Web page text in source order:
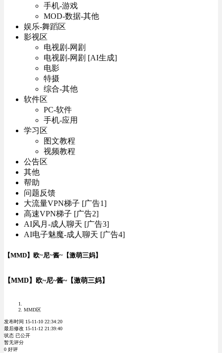
手机-游戏
MOD-数据-其他
娱乐-舞蹈区
影视区
电视剧-网剧
电视剧-网剧 [AI生成]
电影
特摄
综合-其他
软件区
PC-软件
手机-应用
学习区
图文教程
视频教程
公告区
其他
帮助
问题反馈
大流量VPN梯子 [广告1]
高速VPN梯子 [广告2]
AI风月-成人聊天 [广告3]
AI电子魅魔-成人聊天 [广告4]
【MMD】欧~尼~酱~【激萌三妈】
【MMD】欧~尼~酱~【激萌三妈】
MMD区
发布时间 15-11-10 22:34:20
最后修改 15-11-12 21:39:40
状态 已公开
暂无评分
0 好评